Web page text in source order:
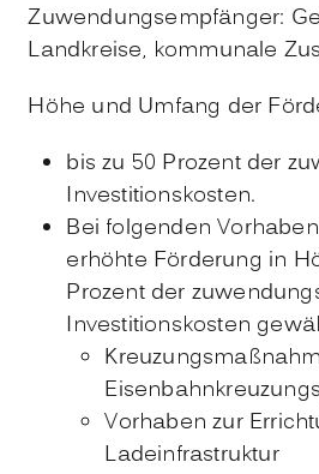
Zuwendungsempfänger:
Landkreise, kommunale
Höhe und Umfang der
bis zu 50 Prozent der
Investitionskosten.
Bei folgenden
erhöhte Förderung in
Prozent der
Investitionskosten
Vorhaben zur
Ladeinfrastruktur